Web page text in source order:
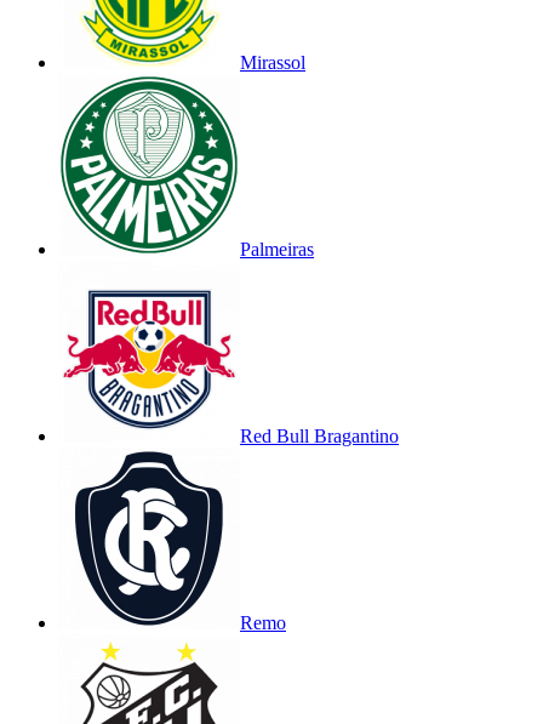
Mirassol
Palmeiras
Red Bull Bragantino
Remo